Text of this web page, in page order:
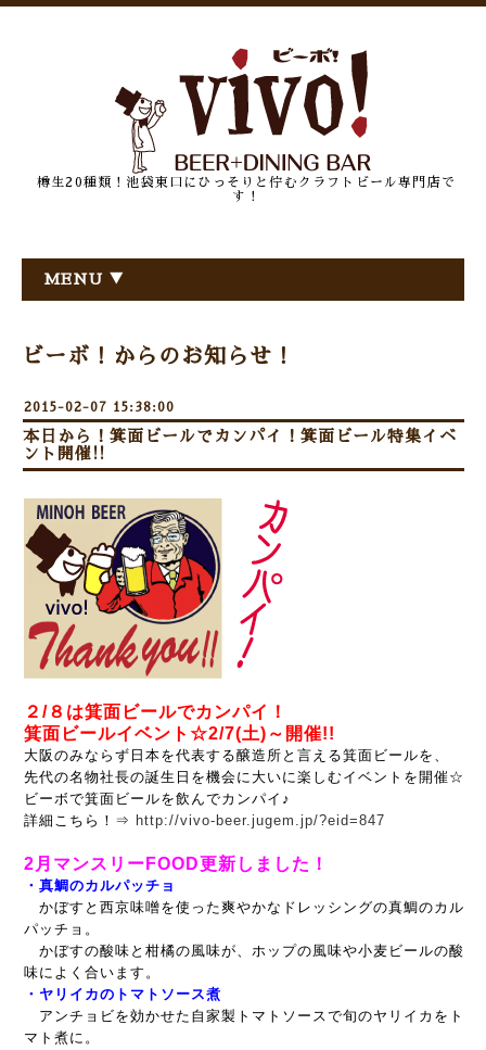
樽生20種類！池袋東口にひっそりと佇むクラフトビール専門店で
す！
MENU ▼
ビーボ！からのお知らせ！
2015-02-07 15:38:00
本日から！箕面ビールでカンパイ！箕面ビール特集イベ
ント開催!!
２/８は箕面ビールでカンパイ！
箕面ビールイベント☆2/7(土)～開催!!
大阪のみならず日本を代表する醸造所と言える箕面ビールを、
先代の名物社長の誕生日を機会に大いに楽しむイベントを開催☆
ビーボで箕面ビールを飲んでカンパイ♪
詳細こちら！⇒ http://vivo-beer.jugem.jp/?eid=847
2月マンスリーFOOD更新しました！
・真鯛のカルパッチョ
かぼすと西京味噌を使った爽やかなドレッシングの真鯛のカル
パッチョ。
かぼすの酸味と柑橘の風味が、ホップの風味や小麦ビールの酸
味によく合います。
・ヤリイカのトマトソース煮
アンチョビを効かせた自家製トマトソースで旬のヤリイカをト
マト煮に。